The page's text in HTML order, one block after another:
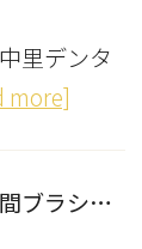
里デンタ
more]
デンタルフロス、歯間ブラシを使うと歯と歯の間の歯茎を強くする？！